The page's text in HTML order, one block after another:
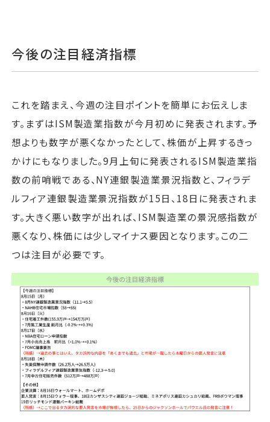
今後の注目経済指標
これを踏まえ、今週の注目ポイントを簡単にお伝えしま
す。まずはISM製造業指数が今月初めに発表されます。予
想よりも数字が悪くなかったとして、株価が上昇するきっ
かけにもなりました。9月上旬に発表されるISM製造業指
数の前哨戦である、NY連銀製造業景況指数と、フィラデ
ルフィア連銀製造業景況指数が15日、18日に発表されま
す。大きく悪い数字が出れば、ISM製造業の景況感指数が
悪くなり、株価には少しマイナス要因となります。この二
つは注目が必要です。